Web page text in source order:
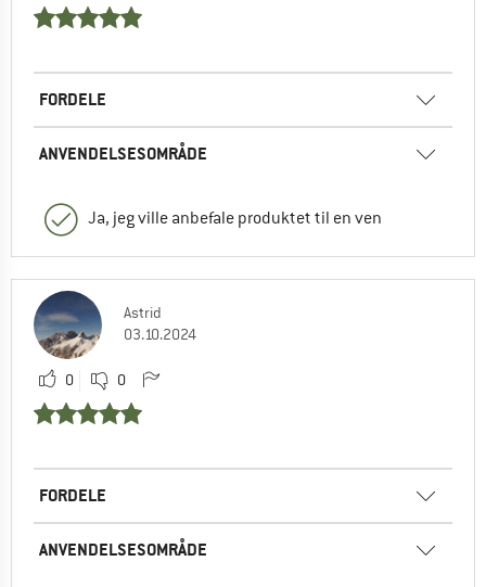
FORDELE
ANVENDELSESOMRÅDE
Ja, jeg ville anbefale produktet til en ven
Astrid
03.10.2024
0 0
FORDELE
ANVENDELSESOMRÅDE